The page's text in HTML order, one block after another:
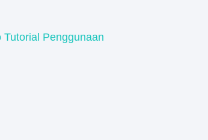
Tutorial Penggunaan